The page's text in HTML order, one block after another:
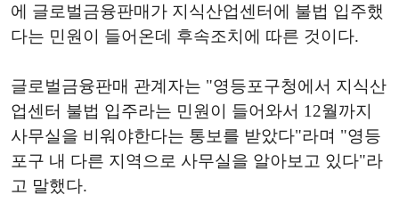
에 글로벌금융판매가 지식산업센터에 불법 입주했
다는 민원이 들어온데 후속조치에 따른 것이다.
글로벌금융판매 관계자는 "영등포구청에서 지식산
업센터 불법 입주라는 민원이 들어와서 12월까지
사무실을 비워야한다는 통보를 받았다"라며 "영등
포구 내 다른 지역으로 사무실을 알아보고 있다"라
고 말했다.